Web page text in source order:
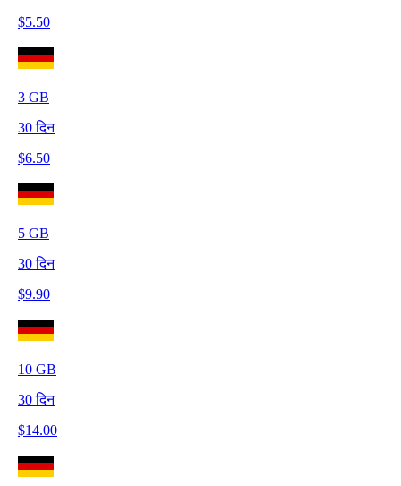
$5.50
3 GB
30 दिन
$6.50
5 GB
30 दिन
$9.90
10 GB
30 दिन
$14.00